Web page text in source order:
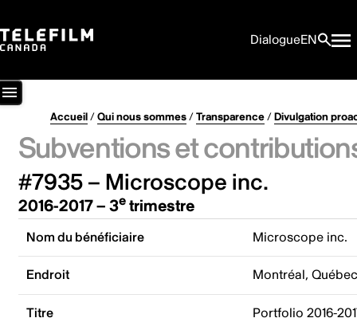
DialogueEN
Accueil/Qui nous sommes/Transparence/Divulgation
Subventions et
#7935 – Microscope inc.
2016-2017 – 3etrimestre
Nom du bénéficiaire Microscope inc.
Endroit Montréal,
Titre Portfolio 2016-